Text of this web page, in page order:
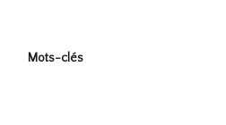
Mots-clés